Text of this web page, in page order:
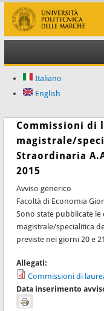
Italiano
English
Commissioni di
magistrale/
Straordinaria
2015
Avviso generico
Facoltà di Economia
Sono state pubblicate
magistrale/specialitica
previste nei giorni 20 e
Allegati:
Commissioni di
Data inserimento